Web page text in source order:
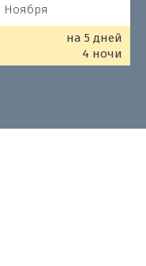
Ноября
на 5 дней
4 ночи